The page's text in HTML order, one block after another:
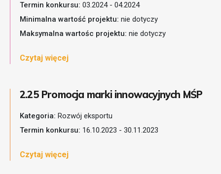
Termin konkursu: 03.2024 - 04.2024
Minimalna wartość projektu: nie dotyczy
Maksymalna wartośc projektu: nie dotyczy
Czytaj więcej
2.25 Promocja marki innowacyjnych MŚP
Kategoria: Rozwój eksportu
Termin konkursu: 16.10.2023 - 30.11.2023
Czytaj więcej